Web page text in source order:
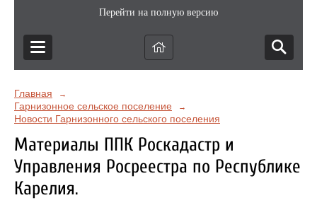
Перейти на полную версию
Главная →
Гарнизонное сельское поселение →
Новости Гарнизонного сельского поселения
Материалы ППК Роскадастр и
Управления Росреестра по Республике
Карелия.